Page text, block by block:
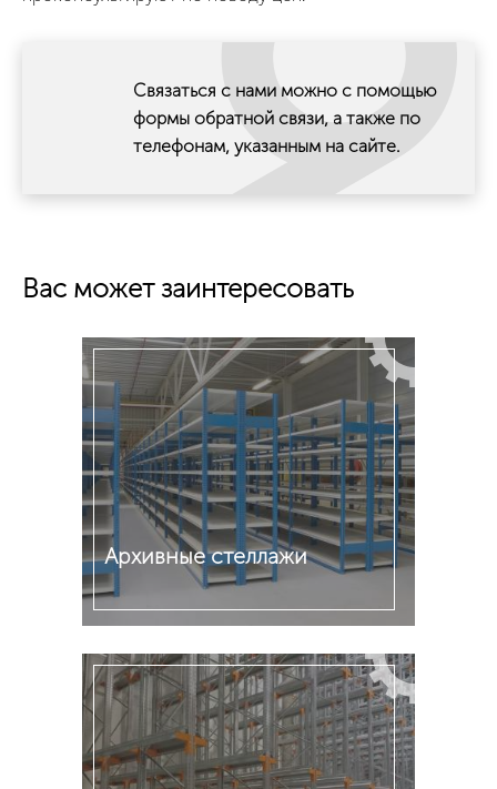
Связаться с нами можно с помощью
формы обратной связи, а также по
телефонам, указанным на сайте.
Вас может заинтересовать
Архивные стеллажи
Подробнее